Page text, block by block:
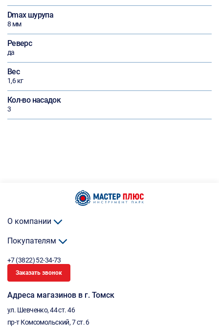
Dmax шурупа
8 мм
Реверс
да
Вес
1,6 кг
Кол-во насадок
3
О компании
Покупателям
+7 (3822) 52-34-73
Заказать звонок
Адреса магазинов в г. Томск
ул. Шевченко, 44 ст. 46
пр-т Комсомольский, 7 ст. 6